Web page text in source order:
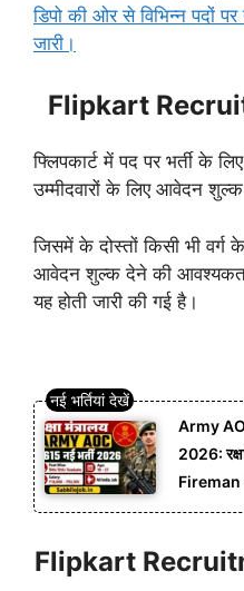
डिपो की ओर से विभिन्न पदों
जारी।
Flipkart
फ्लिपकार्ट में पद पर भर्ती के
उम्मीदवारों के लिए आवेदन शुल्क
जिसमें के दोस्तों किसी भी वर्ग
आवेदन शुल्क देने की आवश्यकता
यह होती जारी की गई है।
Army
2026:
Fireman
Flipkart